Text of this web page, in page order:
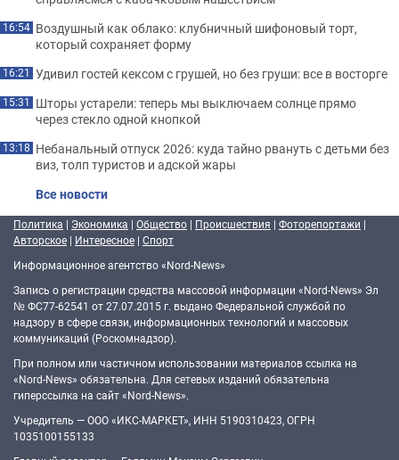
16:54 Воздушный как облако: клубничный шифоновый торт,
который сохраняет форму
16:21 Удивил гостей кексом с грушей, но без груши: все в восторге
15:31 Шторы устарели: теперь мы выключаем солнце прямо
через стекло одной кнопкой
13:18 Небанальный отпуск 2026: куда тайно рвануть с детьми без
виз, толп туристов и адской жары
Все новости
Политика | Экономика | Общество | Происшествия | Фоторепортажи |
Авторское | Интересное | Спорт
Информационное агентство «Nord-News»
Запись о регистрации средства массовой информации «Nord-News» Эл
№ ФС77-62541 от 27.07.2015 г. выдано Федеральной службой по
надзору в сфере связи, информационных технологий и массовых
коммуникаций (Роскомнадзор).
При полном или частичном использовании материалов ссылка на
«Nord-News» обязательна. Для сетевых изданий обязательна
гиперссылка на сайт «Nord-News».
Учредитель — ООО «ИКС-МАРКЕТ», ИНН 5190310423, ОГРН
1035100155133